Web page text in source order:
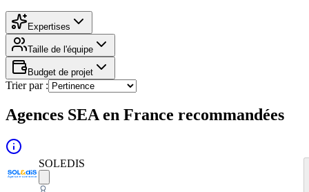
Expertises
Taille de l'équipe
Budget de projet
Trier par :
Agences SEA en France recommandées
SOLEDIS